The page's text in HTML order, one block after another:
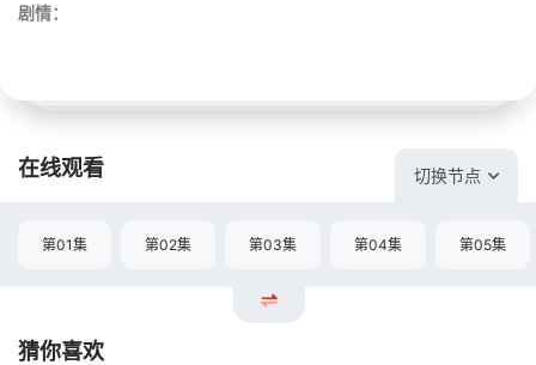
剧情：
在线观看 切换节点
第01集 第02集 第03集 第04集 第05集
猜你喜欢